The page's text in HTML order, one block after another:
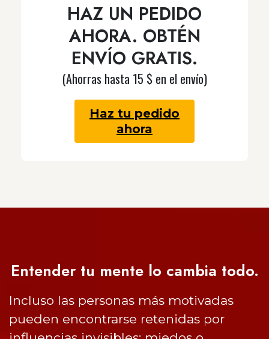
HAZ UN PEDIDO
AHORA. OBTÉN
ENVÍO GRATIS.
(Ahorras hasta 15 $ en el envío)
Haz tu pedido
ahora
Entender tu mente lo cambia todo.
Incluso las personas más motivadas
pueden encontrarse retenidas por